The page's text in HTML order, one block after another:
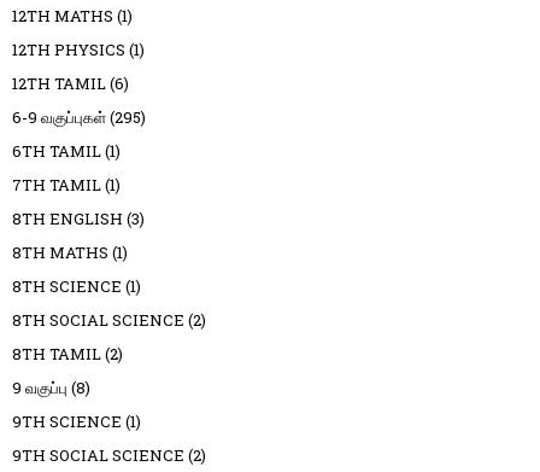
12TH MATHS (1)
12TH PHYSICS (1)
12TH TAMIL(6)
6-9 வகுப்புகள்(295)
6TH TAMIL(1)
7TH TAMIL(1)
8TH ENGLISH (3)
8TH MATHS (1)
8TH SCIENCE (1)
8TH SOCIAL SCIENCE (2)
8TH TAMIL(2)
9 வகுப்பு (8)
9TH SCIENCE (1)
9TH SOCIAL SCIENCE (2)